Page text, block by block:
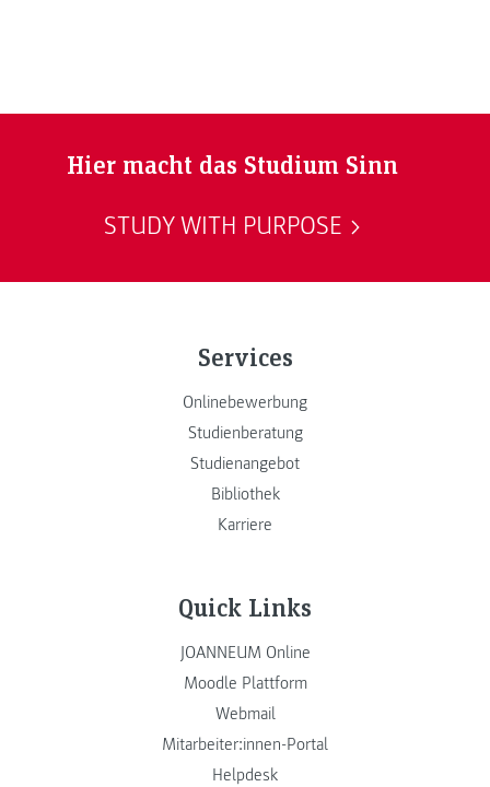
Hier macht das Studium Sinn
STUDY WITH PURPOSE
Services
Onlinebewerbung
Studienberatung
Studienangebot
Bibliothek
Karriere
Quick Links
JOANNEUM Online
Moodle Plattform
Webmail
Mitarbeiter:innen-Portal
Helpdesk